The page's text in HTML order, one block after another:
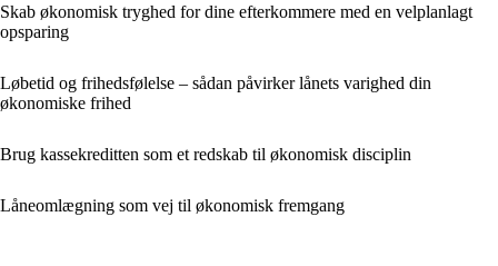
Skab økonomisk tryghed for dine efterkommere med en velplanlagt
opsparing
Løbetid og frihedsfølelse – sådan påvirker lånets varighed din
økonomiske frihed
Brug kassekreditten som et redskab til økonomisk disciplin
Låneomlægning som vej til økonomisk fremgang